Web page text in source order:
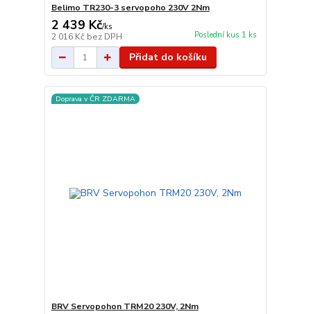
Belimo TR230-3 servopoho 230V 2Nm
2 439 Kč/ks
2 016 Kč bez DPH Poslední kus 1 ks
Přidat do košíku
Doprava v ČR ZDARMA
BRV Servopohon TRM20 230V, 2Nm